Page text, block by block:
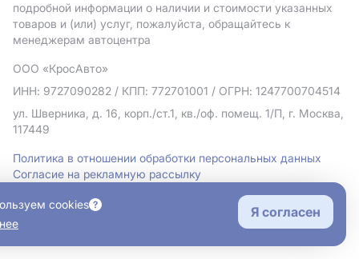
подробной информации о наличии и стоимости указанных
товаров и (или) услуг, пожалуйста, обращайтесь к
менеджерам автоцентра
ООО «КросАвто»
ИНН: 9727090282 / КПП: 772701001 / ОГРН: 1247700704514
ул. Шверника, д. 16, корп./ст.1, кв./оф. помещ. 1/П, г. Москва,
117449
Политика в отношении обработки персональных данных
Согласие на рекламную рассылку
cookies
Я согласен